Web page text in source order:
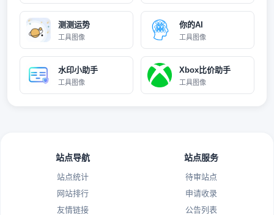
测测运势
工具图像
你的AI
工具图像
水印小助手
工具图像
Xbox比价助手
工具图像
站点导航
站点统计
网站排行
友情链接
站点服务
待审站点
申请收录
公告列表